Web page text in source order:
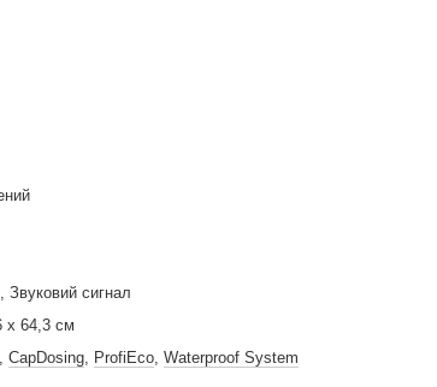
Звуковий сигнал
х 64,3 см
, CapDosing, ProfiEco, Waterproof System